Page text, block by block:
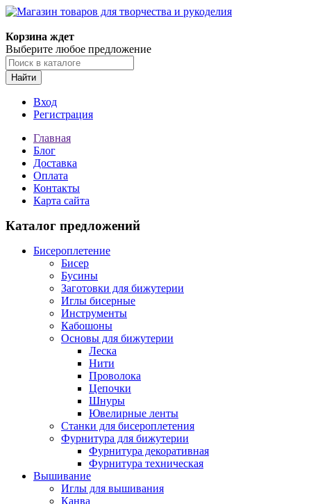
Корзина ждет
Выберите любое предложение
Найти
Вход
Регистрация
Главная
Блог
Доставка
Оплата
Контакты
Карта сайта
Каталог предложений
Бисероплетение
Бисер
Бусины
Заготовки для бижутерии
Иглы бисерные
Инструменты
Кабошоны
Основы для бижутерии
Леска
Нити
Проволока
Цепочки
Шнуры
Ювелирные ленты
Станки для бисероплетения
Фурнитура для бижутерии
Фурнитура декоративная
Фурнитура техническая
Вышивание
Иглы для вышивания
Канва